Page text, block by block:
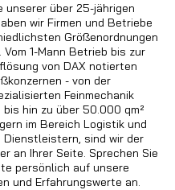
unserer über 25-jährigen
wir Firmen und Betriebe
Größenordnungen
1-Mann Betrieb bis zur
von DAX notierten
- von der
Feinmechanik
hin zu über 50.000 qm²
im Bereich Logistik und
Dienstleistern, sind wir der
an Ihrer Seite. Sprechen Sie
persönlich auf unsere
und Erfahrungswerte an.